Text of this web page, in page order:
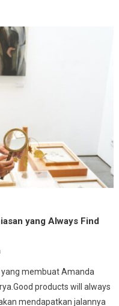
yang Always Find
membuat Amanda
products will always
mendapatkan jalannya